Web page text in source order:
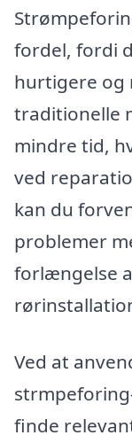
fordel, fordi
hurtigere og
traditionelle
mindre tid,
ved
kan du
problemer
forlængelse
Ved at
finde